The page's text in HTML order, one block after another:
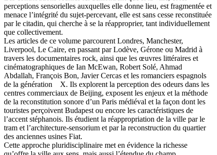
perceptions sensorielles auxquelles elle donne lieu, est fragmentée et
menace l’intégrité du sujet-percevant, elle est sans cesse reconstituée
par le citadin, qui cherche à se la réapproprier, tant individuellement
que collectivement.
Les articles de ce volume parcourent Londres, Manchester,
Liverpool, Le Caire, en passant par Lodève, Gérone ou Madrid à
travers les documentaires rock, ainsi que les œuvres littéraires et
cinématographiques de Ian McEwan, Robert Solé, Ahmad
Abdallah, François Bon, Javier Cercas et les romanciers espagnols
de la génération X. Ils explorent la perception des odeurs dans les
centres commerciaux de Beijing, exposent les enjeux et la méthode
de la reconstitution sonore d’un Paris médiéval et la façon dont les
touristes perçoivent Budapest ou encore les caractéristiques de
l’accent stéphanois. Ils étudient la réappropriation de la ville par le
tram et l’architecture-sensorium et par la reconstruction du quartier
des anciennes usines Fiat.
Cette approche pluridisciplinaire met en évidence la richesse